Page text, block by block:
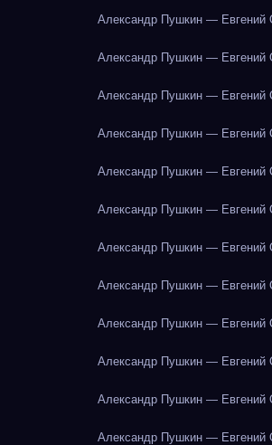
Александр Пушкин — Евгений
Александр Пушкин — Евгений
Александр Пушкин — Евгений
Александр Пушкин — Евгений
Александр Пушкин — Евгений
Александр Пушкин — Евгений
Александр Пушкин — Евгений
Александр Пушкин — Евгений
Александр Пушкин — Евгений
Александр Пушкин — Евгений
Александр Пушкин — Евгений
Александр Пушкин — Евгений